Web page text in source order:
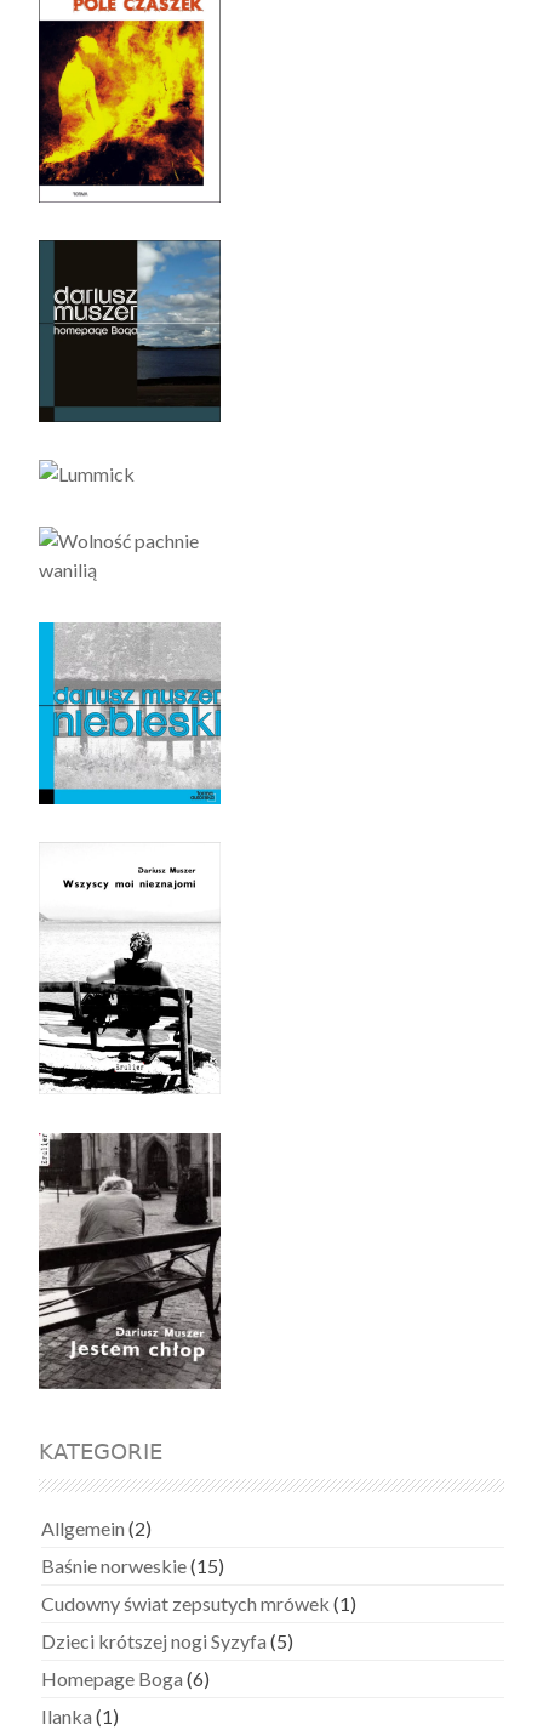
KATEGORIE
Allgemein (2)
Baśnie norweskie(15)
Cudowny świat zepsutych mrówek (1)
Dzieci krótszej nogi Syzyfa (5)
Homepage Boga (6)
Ilanka (1)